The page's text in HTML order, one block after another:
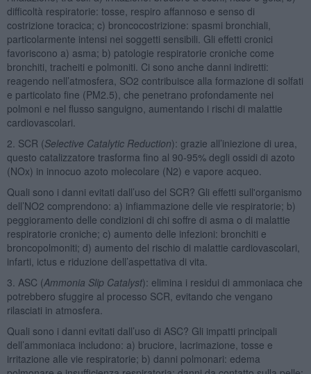
difficoltà respiratorie: tosse, respiro affannoso e senso di
costrizione toracica; c) broncocostrizione: spasmi bronchiali,
particolarmente intensi nei soggetti sensibili. Gli effetti cronici
favoriscono a) asma; b) patologie respiratorie croniche come
bronchiti, tracheiti e polmoniti. Ci sono anche danni indiretti:
reagendo nell’atmosfera, SO2 contribuisce alla formazione di solfati
e particolato fine (PM2.5), che penetrano profondamente nei
polmoni e nel flusso sanguigno, aumentando i rischi di malattie
cardiovascolari.
2. SCR (Selective Catalytic Reduction): grazie all’iniezione di urea,
questo catalizzatore trasforma fino al 90-95% degli ossidi di azoto
(NOx) in innocuo azoto molecolare (N2) e vapore acqueo.
Quali sono i danni evitati dall’uso del SCR? Gli effetti sull'organismo
dell’NO2 comprendono: a) infiammazione delle vie respiratorie; b)
peggioramento delle condizioni di chi soffre di asma o di malattie
respiratorie croniche; c) aumento delle infezioni: bronchiti e
broncopolmoniti; d) aumento del rischio di malattie cardiovascolari,
infarti, ictus e riduzione dell’aspettativa di vita.
3. ASC (Ammonia Slip Catalyst): elimina i residui di ammoniaca che
potrebbero sfuggire al processo SCR, evitando che vengano
rilasciati in atmosfera.
Quali sono i danni evitati dall’uso di ASC? Gli impatti principali
dell’ammoniaca includono: a) bruciore, lacrimazione, tosse e
irritazione alle vie respiratorie; b) danni polmonari: edema